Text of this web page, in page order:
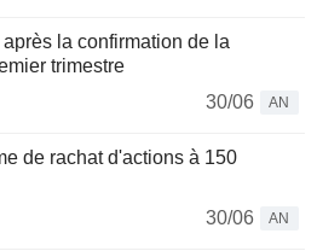
la confirmation de la
trimestre
30/06
AN
de rachat d'actions à 150
30/06
AN